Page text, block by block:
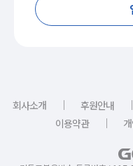
회사소개 ｜ 후원안내 ｜
이용약관
｜